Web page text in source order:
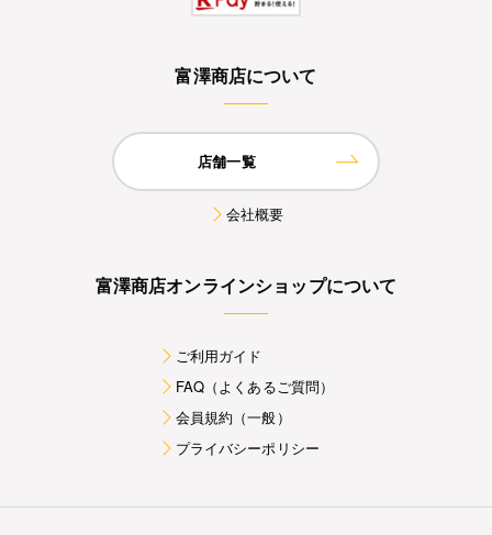
富澤商店について
店舗一覧
会社概要
富澤商店オンラインショップについて
ご利用ガイド
FAQ（よくあるご質問）
会員規約（一般）
プライバシーポリシー